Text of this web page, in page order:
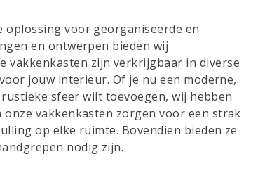
oplossing voor georganiseerde en
en ontwerpen bieden wij
vakkenkasten zijn verkrijgbaar in diverse
jouw interieur. Of je nu een moderne,
sfeer wilt toevoegen, wij hebben
vakkenkasten zorgen voor een strak
op elke ruimte. Bovendien bieden ze
nodig zijn.